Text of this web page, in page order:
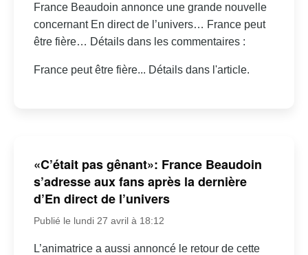
France Beaudoin annonce une grande nouvelle
concernant En direct de l’univers… France peut
être fière… Détails dans les commentaires :
France peut être fière... Détails dans l'article.
«C’était pas gênant»: France Beaudoin
s’adresse aux fans après la dernière
d’En direct de l’univers
Publié le lundi 27 avril à 18:12
L’animatrice a aussi annoncé le retour de cette